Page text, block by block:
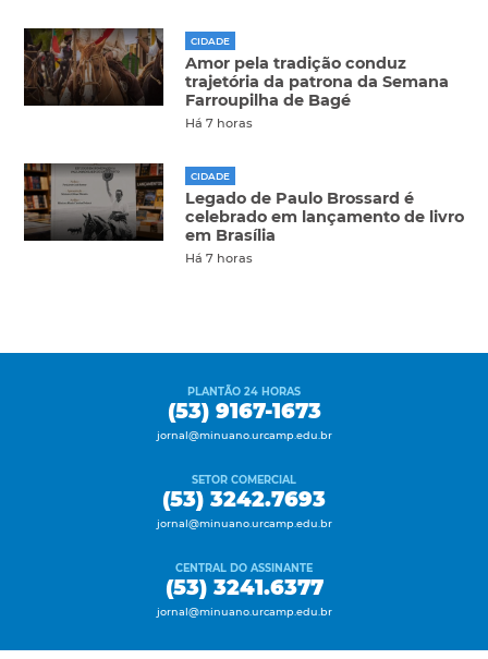
CIDADE
Amor pela tradição conduz
trajetória da patrona da Semana
Farroupilha de Bagé
Há 7 horas
CIDADE
Legado de Paulo Brossard é
celebrado em lançamento de livro
em Brasília
Há 7 horas
PLANTÃO 24 HORAS
(53) 9167-1673
jornal@minuano.urcamp.edu.br
SETOR COMERCIAL
(53) 3242.7693
jornal@minuano.urcamp.edu.br
CENTRAL DO ASSINANTE
(53) 3241.6377
jornal@minuano.urcamp.edu.br